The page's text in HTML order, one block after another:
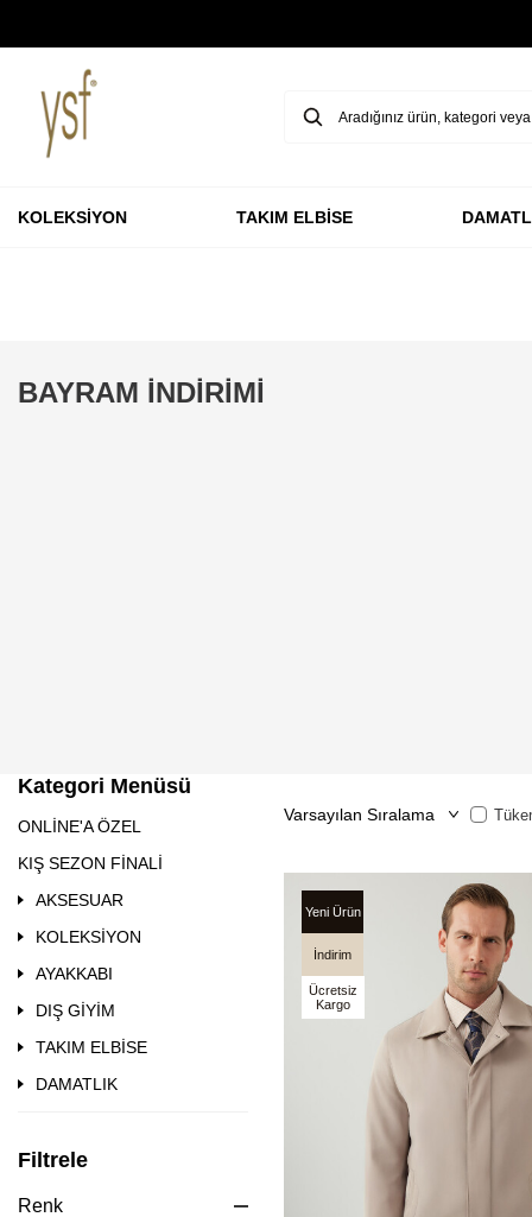
KOLEKSİYON TAKIM ELBİSE
BAYRAM İNDİRİMİ
Kategori Menüsü
ONLİNE'A ÖZEL
KIŞ SEZON FİNALİ
AKSESUAR
KOLEKSİYON
AYAKKABI
DIŞ GİYİM
TAKIM ELBİSE
DAMATLIK
Filtrele
Renk
Yeni Ürün
İndirim
Ücretsiz
Kargo